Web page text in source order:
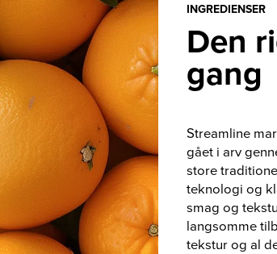
INGREDIENSER
Den
gang
Streamline
gået i arv
store
teknologi og
smag og
langsomme
tekstur og al